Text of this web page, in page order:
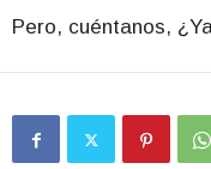
Pero, cuéntanos,